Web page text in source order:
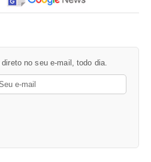
direto no seu e-mail, todo dia.